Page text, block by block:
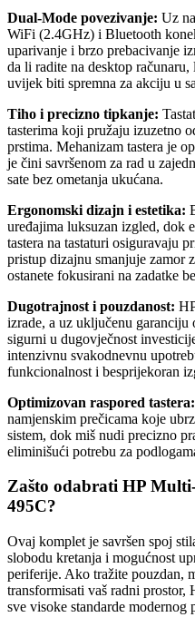
Dual-Mode povezivanje: Uz
WiFi (2.4GHz) i Bluetooth
uparivanje i brzo prebacivanje
da li radite na desktop
uvijek biti spremna za akciju u
Tiho i precizno tipkanje:
tasterima koji pružaju izuzetno
prstima. Mehanizam tastera je
je čini savršenom za rad u
sate bez ometanja ukućana.
Ergonomski dizajn i estetika:
uređajima luksuzan izgled, dok
tastera na tastaturi osiguravaju
pristup dizajnu smanjuje zamor
ostanete fokusirani na zadatke
Dugotrajnost i pouzdanost:
izrade, a uz uključenu
sigurni u dugovječnost
intenzivnu svakodnevnu
funkcionalnost i besprijekoran
Optimizovan raspored tastera:
namjenskim prečicama koje
sistem, dok miš nudi precizno
eliminišući potrebu za
Zašto odabrati HP
495C?
Ovaj komplet je savršen spoj
slobodu kretanja i mogućnost
periferije. Ako tražite pouzdan,
transformisati vaš radni prostor,
sve visoke standarde modernog